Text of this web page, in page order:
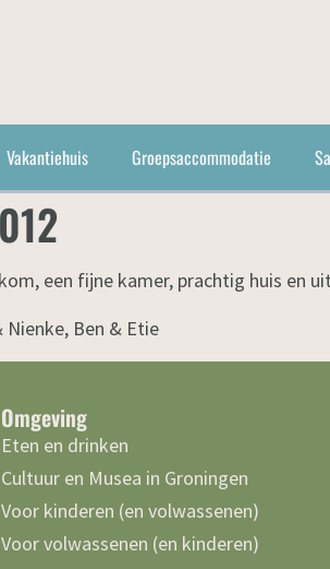
Vakantiehuis Groepsaccommodatie
een fijne kamer, prachtig huis en
Ben & Etie
Omgeving
Eten en drinken
Cultuur en Musea in Groningen
Voor kinderen (en volwassenen)
Voor volwassenen (en kinderen)